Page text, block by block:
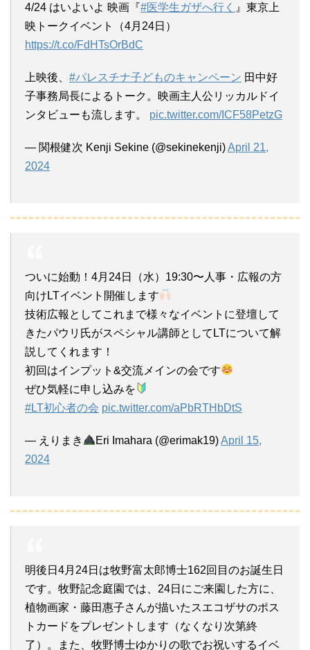
4/24 はいよいよ 映画『#医学生ガザへ行く 』東京上
映トークイベント（4月24日）
https://t.co/FdHTsOrBdC
上映後、 #パレスチナ子どものキャンペーン 田中好
子事務局長によるトーク。映画主人公リッカルドイ
ンタビューも流します。 pic.twitter.com/ICF58PetzG
— 関根健次 Kenji Sekine (@sekinekenji)April 21,
2024
ついに始動！4月24日（水）19:30〜人事・広報の方
向けLTイベント開催します
技術広報としてこれまで様々なイベントに登壇して
きたパウリ氏がスペシャル講師としてLTについて解
説してくれます！
初回はインプット&交流メインの会です
ぜひ気軽に申し込みを
#LT初心者の会 pic.twitter.com/aPbRTHbDtS
— えりまき Eri Imahara (@erimak19)April 15,
2024
明後日4月24日は牧野富太郎博士162回目のお誕生日
です。牧野記念庭園では、24日にご来園した方に、
植物画家・藤田惠子さんが描いたスエコザサのポス
トカードをプレゼントします（なくなり次第終
了）。また、牧野博士ゆかりの歌でお祝いするイベ